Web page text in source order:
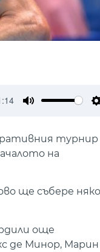
турнир
на
ще събере
още
де Минор, Марин